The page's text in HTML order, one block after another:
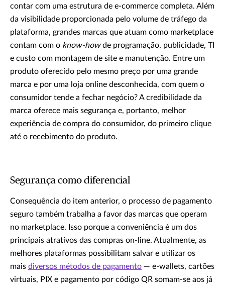
contar com uma estrutura de e-commerce completa. Além
da visibilidade proporcionada pelo volume de tráfego da
plataforma, grandes marcas que atuam como marketplace
contam com o know-howde programação, publicidade, TI
e custo com montagem de site e manutenção. Entre um
produto oferecido pelo mesmo preço por uma grande
marca e por uma loja online desconhecida, com quem o
consumidor tende a fechar negócio? A credibilidade da
marca oferece mais segurança e, portanto, melhor
experiência de compra do consumidor, do primeiro clique
até o recebimento do produto.
Segurança como diferencial
Consequência do item anterior, o processo de pagamento
seguro também trabalha a favor das marcas que operam
no marketplace. Isso porque a conveniência é um dos
principais atrativos das compras on-line. Atualmente, as
melhores plataformas possibilitam salvar e utilizar os
mais diversos métodos de pagamento — e-wallets, cartões
virtuais, PIX e pagamento por código QR somam-se aos já